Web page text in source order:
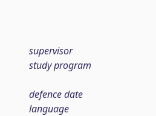
supervisor
study program
defence date
language